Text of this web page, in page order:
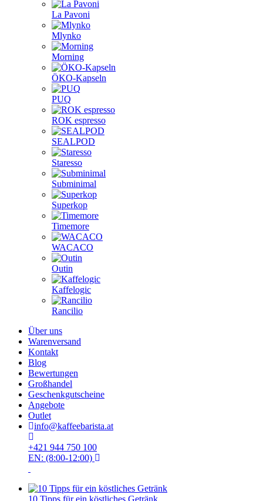
La Pavoni
Mlynko
Morning
ÖKO-Kapseln
PUQ
ROK espresso
SEALPOD
Staresso
Subminimal
Superkop
Timemore
WACACO
Outin
Kaffelogic
Rancilio
Über uns
Warenversand
Kontakt
Blog
Bewertungen
Großhandel
Geschenkgutscheine
Angebote
Outlet
info@kaffeebarista.at
+421 944 750 100
EN: (8:00-12:00)
10 Tipps für ein köstliches Getränk